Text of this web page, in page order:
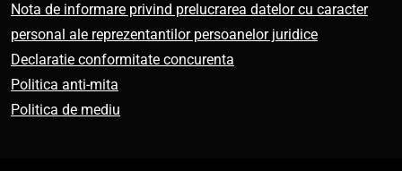
Nota de informare privind prelucrarea datelor cu caracter
personal ale reprezentantilor persoanelor juridice
Declaratie conformitate concurenta
Politica anti-mita
Politica de mediu